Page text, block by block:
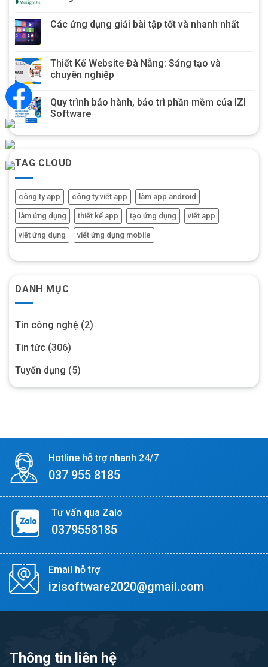
Các ứng dụng giải bài tập tốt và nhanh nhất
Thiết Kế Website Đà Nẵng: Sáng tạo và
chuyên nghiệp
Quy trình bảo hành, bảo trì phần mềm của IZI
Software
TAG CLOUD
công ty app công ty viết app làm app android
làm ứng dụng thiết kế app tạo ứng dụng viết app
viết ứng dụng viết ứng dụng mobile
DANH MỤC
Tin công nghệ (2)
Tin tức (306)
Tuyển dụng (5)
Hotline hỗ trợ nhanh 24/7
037 955 8185
Tư vấn qua Zalo
0379558185
Email hỗ trợ
izisoftware2020@gmail.com
Thông tin liên hệ